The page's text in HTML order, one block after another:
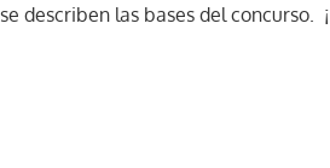
describen las bases del concurso.